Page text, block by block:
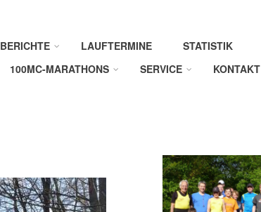
BERICHTE LAUFTERMINE STATISTIK
100MC-MARATHONS
SERVICE KONTAKT